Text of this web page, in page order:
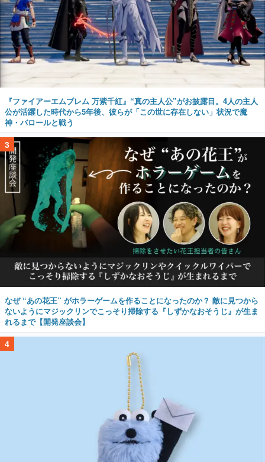
『ファイアーエムブレム 万紫千紅』“真の主人公”がお披露目。4人の主人
公が活躍した時代から5年後、彼らが「この世に存在しない」状況で魔
神・バロールと戦う
3
なぜ “あの花王” がホラーゲームを作ることになったのか？ 敵に見つから
ないようにマジックリンでこっそり掃除する『しずかなおそうじ』が生ま
れるまで【開発座談会】
4